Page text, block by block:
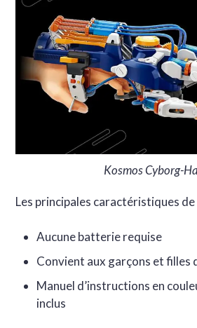
Kosmos Cyborg-
Les principales caractéristiques
Aucune batterie requise
Convient aux garçons et filles
Manuel d’instructions en
inclus